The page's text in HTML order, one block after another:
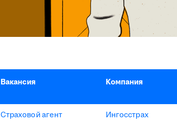
Вакансия Компания
Страховой агент Ингосстрах